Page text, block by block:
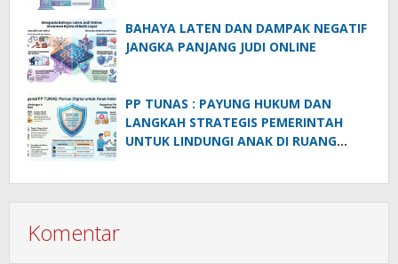
BAHAYA LATEN DAN DAMPAK NEGATIF
JANGKA PANJANG JUDI ONLINE
PP TUNAS : PAYUNG HUKUM DAN
LANGKAH STRATEGIS PEMERINTAH
UNTUK LINDUNGI ANAK DI RUANG
Komentar